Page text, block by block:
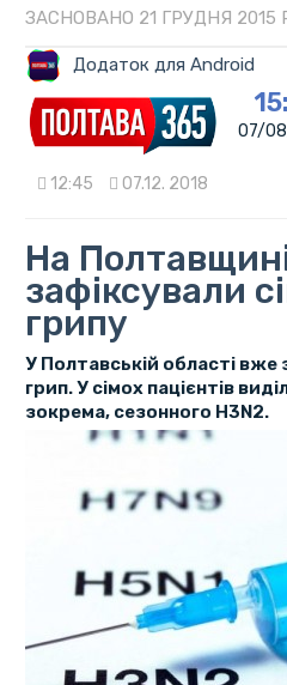
ЗАСНОВАНО 21 ГРУДНЯ 2015
Додаток для Android
07/
12:45 07.12. 2018
На
зафіксували
грипу
У Полтавській області вже
грип. У сімох пацієнтів
зокрема, сезонного H3N2.